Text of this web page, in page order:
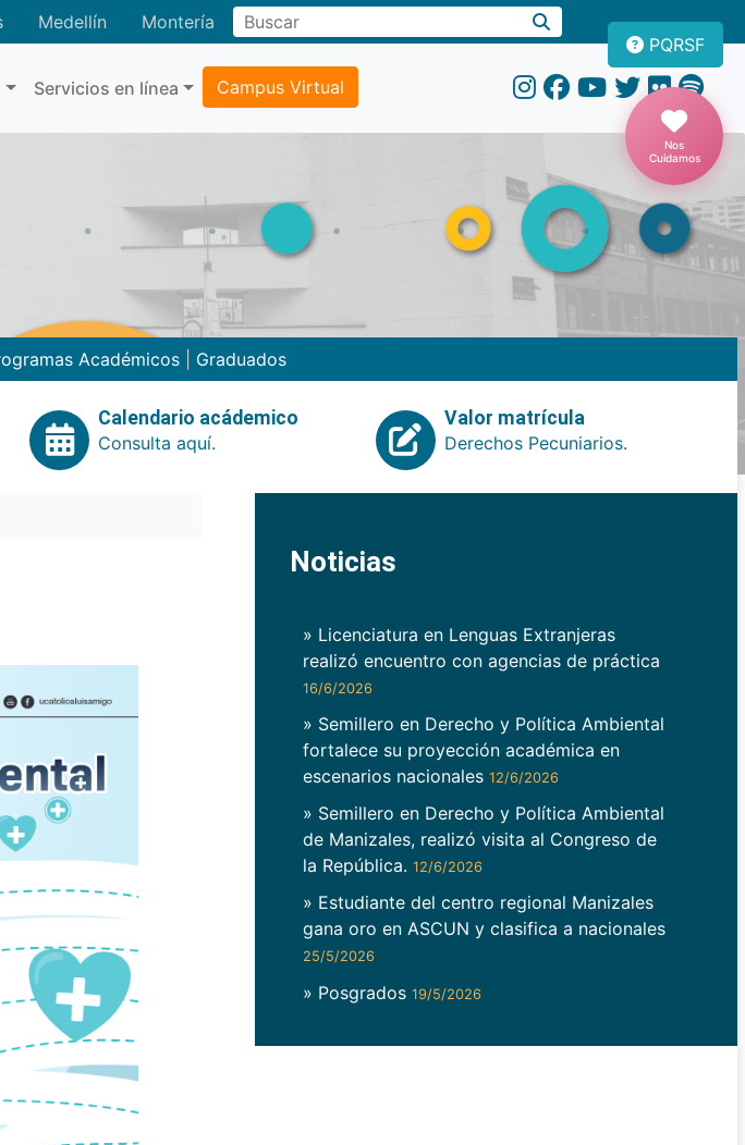
Medellín Montería
Servicios en línea Campus Virtual
PQRSF
Nos
Cuidamos
Académicos| Graduados
Calendario acádemico
Consulta aquí.
Valor matrícula
Derechos Pecuniarios.
Noticias
» Licenciatura en Lenguas Extranjeras
realizó encuentro con agencias de práctica
16/6/2026
» Semillero en Derecho y Política Ambiental
fortalece su proyección académica en
escenarios nacionales 12/6/2026
» Semillero en Derecho y Política Ambiental
de Manizales, realizó visita al Congreso de
la República. 12/6/2026
» Estudiante del centro regional Manizales
gana oro en ASCUN y clasifica a nacionales
25/5/2026
» Posgrados 19/5/2026